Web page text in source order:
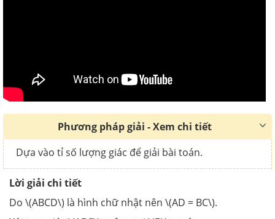
Phương pháp giải - Xem chi tiết
Dựa vào tỉ số lượng giác để giải bài toán.
Lời giải chi tiết
Do \(ABCD\) là hình chữ nhật nên \(AD = BC\).